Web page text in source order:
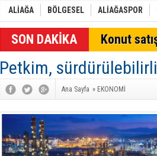
ALİAĞA BÖLGESEL ALİAĞASPOR
Konut
Petkim,
Ana Sayfa » EKONOMİ